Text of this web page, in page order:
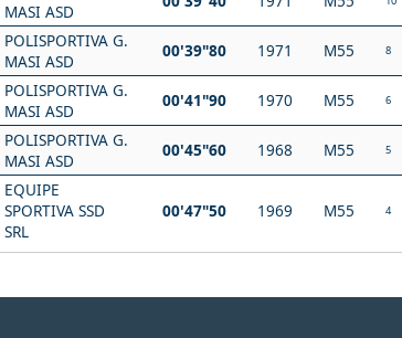
MASI ASD
POLISPORTIVA G.
MASI ASD
00'39"80 1971 M55 8
POLISPORTIVA G.
MASI ASD
00'41"90 1970 M55 6
POLISPORTIVA G.
MASI ASD
00'45"60 1968 M55 5
EQUIPE
SPORTIVA SSD
SRL
00'47"50 1969 M55 4